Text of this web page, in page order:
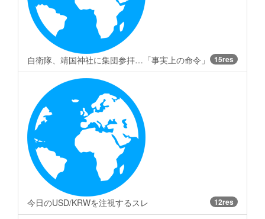
自衛隊、靖国神社に集団参拝…「事実上の命令」 15res
今日のUSD/KRWを注視するスレ 12res